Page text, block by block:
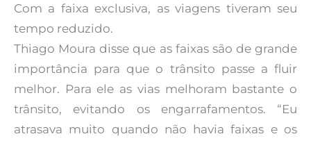
Com a faixa exclusiva, as viagens tiveram seu
tempo reduzido.
Thiago Moura disse que as faixas são de grande
importância para que o trânsito passe a fluir
melhor. Para ele as vias melhoram bastante o
trânsito, evitando os engarrafamentos. “Eu
atrasava muito quando não havia faixas e os